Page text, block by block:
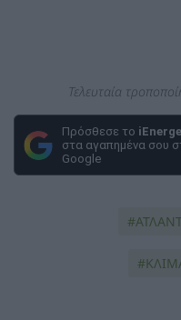
Τελευταία
Πρόσθεσε το
στα αγαπημένα σου
Google